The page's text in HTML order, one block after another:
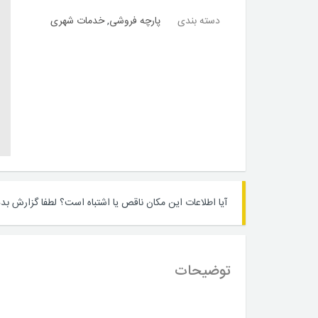
دسته بندی پارچه فروشی,خدمات شهری
آیا اطلاعات این مکان ناقص یا اشتباه است؟ لطفا گزارش
توضیحات